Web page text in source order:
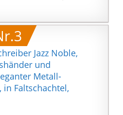
Jazz Noble,
und
Metall-
in Faltschachtel,